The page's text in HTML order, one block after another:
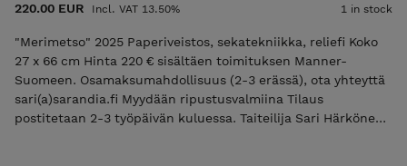
220.00 EUR Incl. VAT 13.50% 1 in stock
"Merimetso" 2025 Paperiveistos, sekatekniikka, reliefi Koko
27 x 66 cm Hinta 220 € sisältäen toimituksen Manner-
Suomeen. Osamaksumahdollisuus (2-3 erässä), ota yhteyttä
sari(a)sarandia.fi Myydään ripustusvalmiina Tilaus
postitetaan 2-3 työpäivän kuluessa. Taiteilija Sari Härkönen-